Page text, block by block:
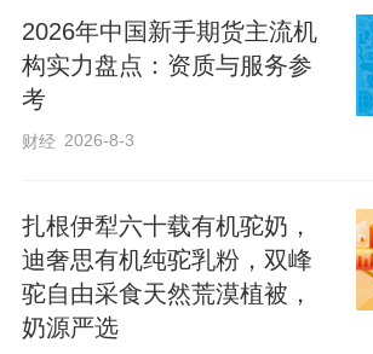
弹，得不偿失。
二、全营养正餐替代款（多
该品类为体重管理核心刚需
遵循国内代餐团体标准，营
衡，热量、蛋白质、膳食纤
2026年中国新手期货主流机
构实力盘点：资质与服务参
考
财经 2026-8-3
扎根伊犁六十载有机驼奶，
迪奢思有机纯驼乳粉，双峰
驼自由采食天然荒漠植被，
奶源严选